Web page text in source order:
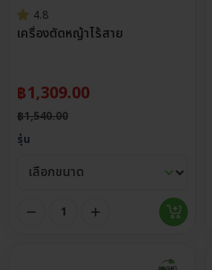
4.8
เครื่องตัดหญ้าไร้สาย
฿1,309.00
฿1,540.00
รุ่น